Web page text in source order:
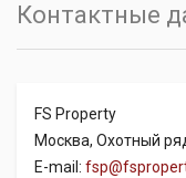
Контактные
FS Property
Москва, Охотный
E-mail: